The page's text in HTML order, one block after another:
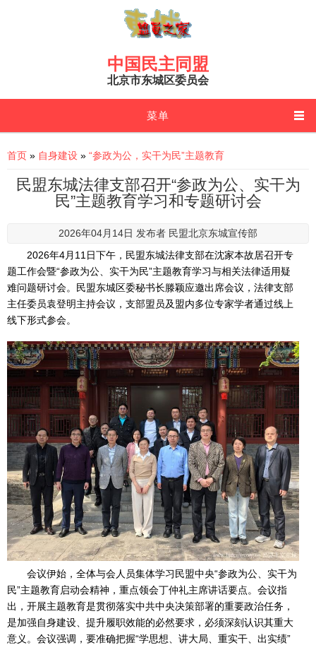
中国民主同盟
北京市东城区委员会
菜单
You are here
首页 » 自身建设 » “参政为公，实干为民”主题教育
民盟东城法律支部召开“参政为公、实干为
民”主题教育学习和专题研讨会
2026年04月14日 发布者 民盟北京东城宣传部
2026年4月11日下午，民盟东城法律支部在沈家本故居召开专
题工作会暨“参政为公、实干为民”主题教育学习与相关法律适用疑
难问题研讨会。民盟东城区委秘书长滕颖应邀出席会议，法律支部
主任委员袁登明主持会议，支部盟员及盟内多位专家学者通过线上
线下形式参会。
会议伊始，全体与会人员集体学习民盟中央“参政为公、实干为
民”主题教育启动会精神，重点领会丁仲礼主席讲话要点。会议指
出，开展主题教育是贯彻落实中共中央决策部署的重要政治任务，
是加强自身建设、提升履职效能的必然要求，必须深刻认识其重大
意义。会议强调，要准确把握“学思想、讲大局、重实干、出实绩”